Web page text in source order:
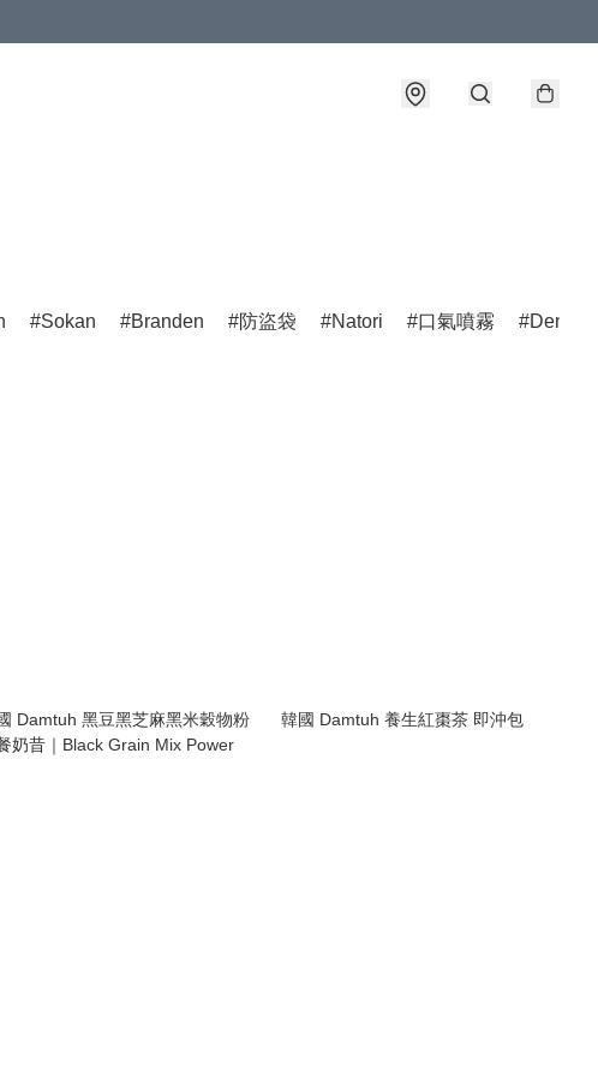
Sokan Branden 防盜袋 Natori 口氣噴霧
Damtuh 黑豆黑芝麻黑米穀物粉
奶昔｜Black Grain Mix Power
韓國 Damtuh 養生紅棗茶 即沖包